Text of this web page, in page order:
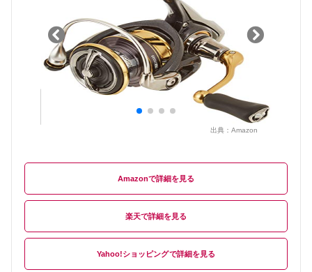
出典： Amazon
Amazon
楽天
Yahoo!ショッピング